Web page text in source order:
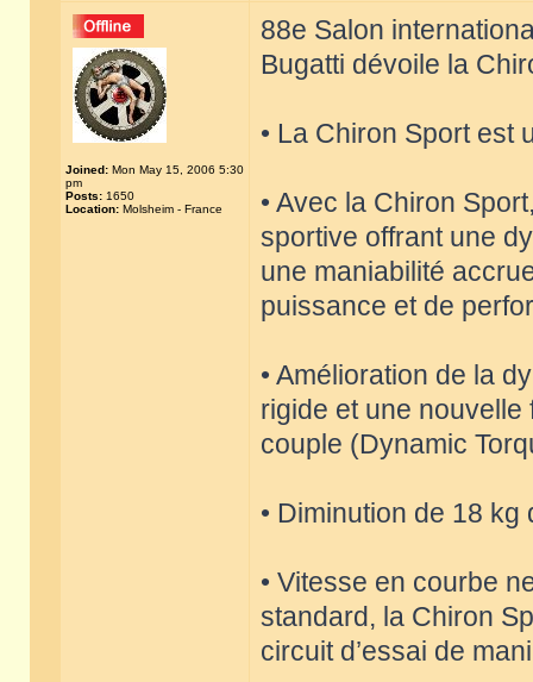
Joined: Mon May 15, 2006 5:30
pm
Posts: 1650
Location: Molsheim - France
88e Salon
Bugatti dévoile la
• La Chiron Sport est
• Avec la Chiron
sportive offrant une
une maniabilité
puissance et de
• Amélioration de la
rigide et une
couple (Dynamic
• Diminution de 18
• Vitesse en courbe
standard, la Chiron
circuit d’essai de